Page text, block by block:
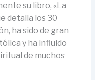
su libro, «La
detalla los 30
ha sido de gran
y ha influido
de muchos